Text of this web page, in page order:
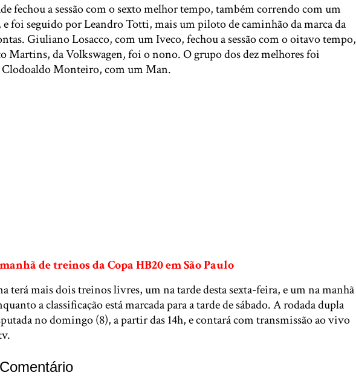
fechou a sessão com o sexto melhor tempo, também correndo com um
e foi seguido por Leandro Totti, mais um piloto de caminhão da marca da
Giuliano Losacco, com um Iveco, fechou a sessão com o oitavo tempo,
Martins, da Volkswagen, foi o nono. O grupo dos dez melhores foi
Monteiro, com um Man.
de treinos da Copa HB20 em São Paulo
terá mais dois treinos livres, um na tarde desta sexta-feira, e um na manhã
a classificação está marcada para a tarde de sábado. A rodada dupla
no domingo (8), a partir das 14h, e contará com transmissão ao vivo